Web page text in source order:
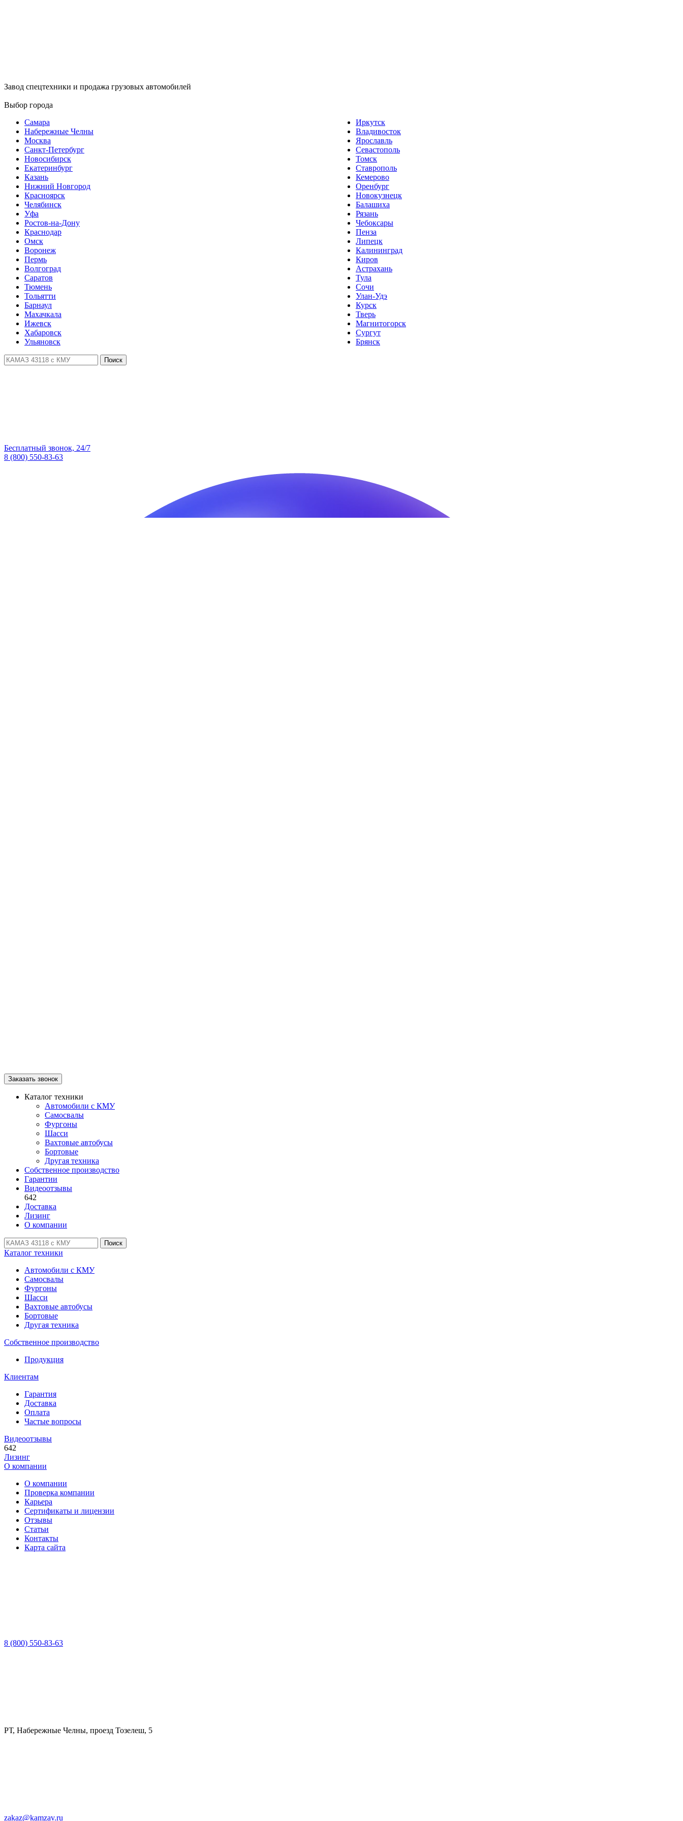
Завод спецтехники и продажа грузовых автомобилей
Выбор города
Самара
Набережные Челны
Москва
Санкт-Петербург
Новосибирск
Екатеринбург
Казань
Нижний Новгород
Красноярск
Челябинск
Уфа
Ростов-на-Дону
Краснодар
Омск
Воронеж
Пермь
Волгоград
Саратов
Тюмень
Тольятти
Барнаул
Махачкала
Ижевск
Хабаровск
Ульяновск
Иркутск
Владивосток
Ярославль
Севастополь
Томск
Ставрополь
Кемерово
Оренбург
Новокузнецк
Балашиха
Рязань
Чебоксары
Пенза
Липецк
Калининград
Киров
Астрахань
Тула
Сочи
Улан-Удэ
Курск
Тверь
Магнитогорск
Сургут
Брянск
Поиск
Бесплатный звонок, 24/7
8 (800) 550-83-63
Заказать звонок
Каталог техники
Автомобили с КМУ
Самосвалы
Фургоны
Шасси
Вахтовые автобусы
Бортовые
Другая техника
Собственное производство
Гарантии
Видеоотзывы
642
Доставка
Лизинг
О компании
Поиск
Каталог техники
Автомобили с КМУ
Самосвалы
Фургоны
Шасси
Вахтовые автобусы
Бортовые
Другая техника
Собственное производство
Продукция
Клиентам
Гарантия
Доставка
Оплата
Частые вопросы
Видеоотзывы
642
Лизинг
О компании
О компании
Проверка компании
Карьера
Сертификаты и лицензии
Отзывы
Статьи
Контакты
Карта сайта
8 (800) 550-83-63
РТ, Набережные Челны, проезд Тозелеш, 5
zakaz@kamzav.ru